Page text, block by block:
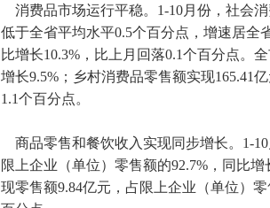
消费品市场运行平稳。1-10月份，社会消
低于全省平均水平0.5个百分点，增速居全
比增长10.3%，比上月回落0.1个百分点。
增长9.5%；乡村消费品零售额实现165.41
1.1个百分点。
商品零售和餐饮收入实现同步增长。1-
限上企业（单位）零售额的92.7%，同比
现零售额9.84亿元，占限上企业（单位）